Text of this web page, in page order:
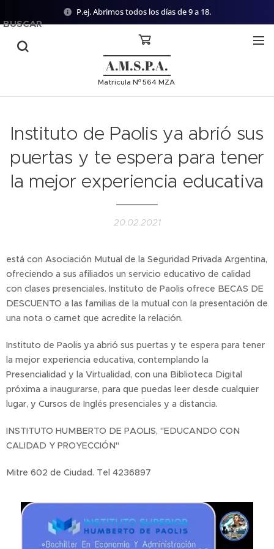
P.ej. Abrimos todos los días de 9 a 18.
A.M.S.P.A.
Matricula Nº 564 MZA
BUSCAR
Instituto de Paolis ya abrió sus
puertas y te espera para tener
la mejor experiencia educativa
20.02.2021
está con Asociación Mutual de la Seguridad Privada Argentina,
ofreciendo a sus afiliados un servicio educativo de calidad
con clases presenciales. Instituto de Paolis ofrece BECAS DE
DESCUENTO a las familias de la mutual con la presentación de
una nota o carnet que acredite la relación.
Instituto de Paolis ya abrió sus puertas y te espera para tener
la mejor experiencia educativa, contemplando la
Presencialidad y la Virtualidad, con una Biblioteca Digital
próxima a inaugurarse, para que puedas leer desde cualquier
lugar, y Cursos de Inglés presenciales y a distancia.
INSTITUTO HUMBERTO DE PAOLIS, "EDUCANDO CON
CALIDAD Y PROYECCIÓN"
Mitre 602 de Ciudad. Tel 4236897